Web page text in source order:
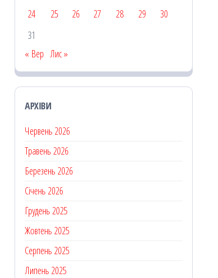
24
25 26 27 28 29
30
31
« Вер Лис »
АРХІВИ
Червень 2026
Травень 2026
Березень 2026
Січень 2026
Грудень 2025
Жовтень 2025
Серпень 2025
Липень 2025